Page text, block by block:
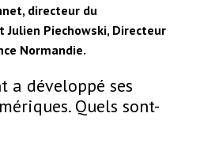
directeur du
Julien Piechowski, Directeur
Normandie.
a développé ses
Quels sont-